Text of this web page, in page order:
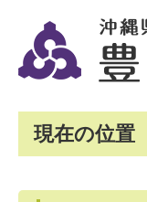
現在の位置